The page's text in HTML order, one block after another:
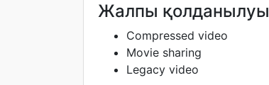
Жалпы қолданылуы
Compressed video
Movie sharing
Legacy video